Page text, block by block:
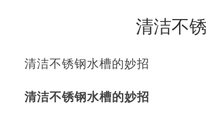
清洁不
清洁不锈钢水槽的妙招
清洁不锈钢水槽的妙招